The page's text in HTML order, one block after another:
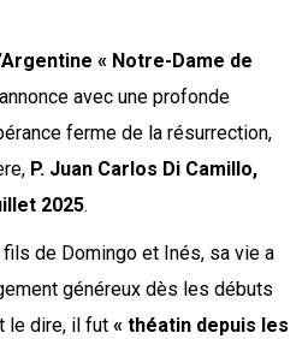
« Notre-Dame de
annonce avec une profonde
ferme de la résurrection,
P. Juan Carlos Di Camillo,
2025.
de Domingo et Inés, sa vie a
généreux dès les débuts
le dire, il fut « théatin depuis les